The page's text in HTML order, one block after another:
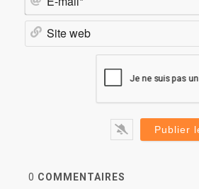
0 COMMENTAIRES